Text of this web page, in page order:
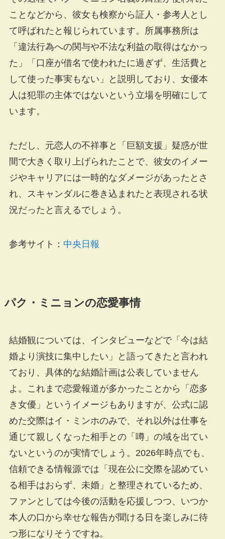
ことなどから、彼女も検察から証人・参考人とし
て呼ばれたと報じられています。所属事務所は
「違法行為への関与や不法な利益の取得はなかっ
た」「口座が借名で使われたに過ぎず、生活費と
して使った事実もない」と説明しており、女優本
人は犯罪の主体ではないという立場を明確にして
います。
ただし、元恋人の不祥事と「巨額支援」疑惑が世
間で大きく取り上げられたことで、彼女のイメー
ジやキャリアには一時的なダメージがあったとさ
れ、スキャンダルに巻き込まれたと表現される状
況だったと言えるでしょう。
参考サイト： 中央日報
パク・ミニョンの恋愛事情
結婚観については、インタビューなどで「今は結
婚より演技に集中したい」と語ってきたと言われ
ており、具体的な結婚計画は公表していません
よ。これまで恋愛報道が多かったことから「恋多
き女優」というイメージもありますが、公式に認
めた交際はイ・ミンホのみで、それ以外は仕事を
通じて親しくなった相手との「噂」の域を出てい
ないというのが実情でしょう。2026年時点でも、
信頼できる情報源では「現在公に交際を認めてい
る相手はおらず、未婚」と整理されているため、
ファンとしては今後の活動を応援しつつ、いつか
本人の口から幸せな報告が聞ける日を楽しみに待
つ形になりそうですね。